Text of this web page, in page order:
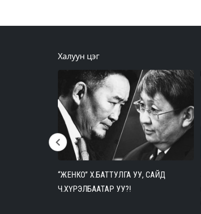
Халуун цэг
“ЖЕНКО” Х.БАТТУЛГА УУ, САЙД
Ч.ХҮРЭЛБААТАР УУ?!